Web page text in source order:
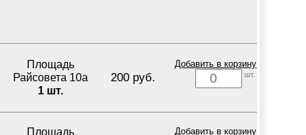
Площадь
Райсовета 10а
1 шт.
200 руб.
Добавить в корзину
шт.
Площадь
Добавить в корзину